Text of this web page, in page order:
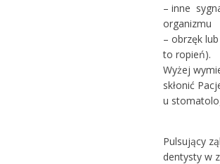
– inne
organizmu
– obrzęk
to ropień).
Wyżej
skłonić
u
Pulsujący
dentysty w